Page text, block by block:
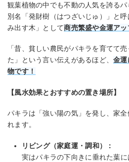
観葉植物の中でも不動の人気を誇るパ
別名「発財樹（はつざいじゅ）」と
み出す木」として商売繁盛や金運ア
「昔、貧しい農民がパキラを育てて
た」という言い伝えがあるほど、金運
物です！
【風水効果とおすすめの置き場所】
パキラは「強い陽の気」を発し、家
れます。
リビング（家庭運・調和）：
実はパキラの下向きに垂れた葉